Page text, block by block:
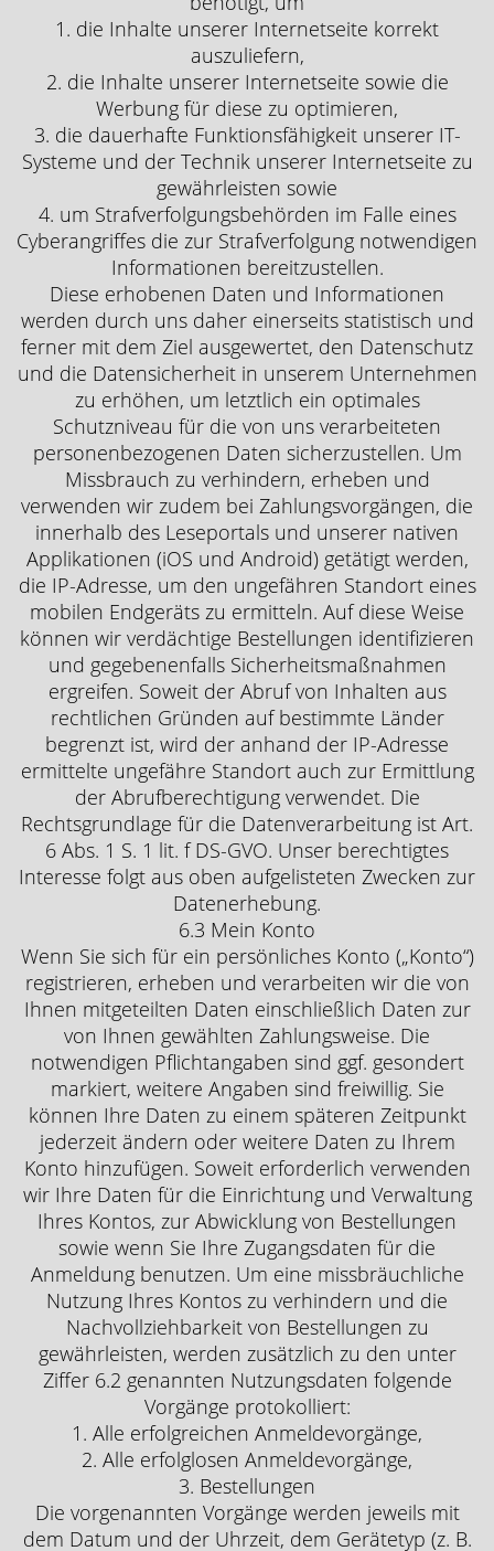
1. die Inhalte unserer Internetseite korrekt
auszuliefern,
2. die Inhalte unserer Internetseite sowie die
Werbung für diese zu optimieren,
3. die dauerhafte Funktionsfähigkeit unserer IT-
Systeme und der Technik unserer Internetseite zu
gewährleisten sowie
4. um Strafverfolgungsbehörden im Falle eines
Cyberangriffes die zur Strafverfolgung notwendigen
Informationen bereitzustellen.
Diese erhobenen Daten und Informationen
werden durch uns daher einerseits statistisch und
ferner mit dem Ziel ausgewertet, den Datenschutz
und die Datensicherheit in unserem Unternehmen
zu erhöhen, um letztlich ein optimales
Schutzniveau für die von uns verarbeiteten
personenbezogenen Daten sicherzustellen. Um
Missbrauch zu verhindern, erheben und
verwenden wir zudem bei Zahlungsvorgängen, die
innerhalb des Leseportals und unserer nativen
Applikationen (iOS und Android) getätigt werden,
die IP-Adresse, um den ungefähren Standort eines
mobilen Endgeräts zu ermitteln. Auf diese Weise
können wir verdächtige Bestellungen identifizieren
und gegebenenfalls Sicherheitsmaßnahmen
ergreifen. Soweit der Abruf von Inhalten aus
rechtlichen Gründen auf bestimmte Länder
begrenzt ist, wird der anhand der IP-Adresse
ermittelte ungefähre Standort auch zur Ermittlung
der Abrufberechtigung verwendet. Die
Rechtsgrundlage für die Datenverarbeitung ist Art.
6 Abs. 1 S. 1 lit. f DS-GVO. Unser berechtigtes
Interesse folgt aus oben aufgelisteten Zwecken zur
Datenerhebung.
6.3 Mein Konto
Wenn Sie sich für ein persönliches Konto („Konto“)
registrieren, erheben und verarbeiten wir die von
Ihnen mitgeteilten Daten einschließlich Daten zur
von Ihnen gewählten Zahlungsweise. Die
notwendigen Pflichtangaben sind ggf. gesondert
markiert, weitere Angaben sind freiwillig. Sie
können Ihre Daten zu einem späteren Zeitpunkt
jederzeit ändern oder weitere Daten zu Ihrem
Konto hinzufügen. Soweit erforderlich verwenden
wir Ihre Daten für die Einrichtung und Verwaltung
Ihres Kontos, zur Abwicklung von Bestellungen
sowie wenn Sie Ihre Zugangsdaten für die
Anmeldung benutzen. Um eine missbräuchliche
Nutzung Ihres Kontos zu verhindern und die
Nachvollziehbarkeit von Bestellungen zu
gewährleisten, werden zusätzlich zu den unter
Ziffer 6.2 genannten Nutzungsdaten folgende
Vorgänge protokolliert:
1. Alle erfolgreichen Anmeldevorgänge,
2. Alle erfolglosen Anmeldevorgänge,
3. Bestellungen
Die vorgenannten Vorgänge werden jeweils mit
dem Datum und der Uhrzeit, dem Gerätetyp (z. B.